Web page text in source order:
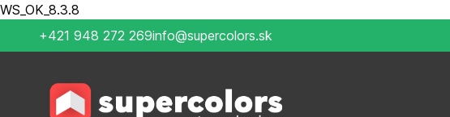
WS_OK_8.3.8
+421 948 272 269info@supercolors.sk